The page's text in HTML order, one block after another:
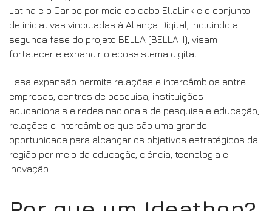
Latina e o Caribe por meio do cabo EllaLink e o conjunto
de iniciativas vinculadas à Aliança Digital, incluindo a
segunda fase do projeto BELLA (BELLA II), visam
fortalecer e expandir o ecossistema digital.
Essa expansão permite relações e intercâmbios entre
empresas, centros de pesquisa, instituições
educacionais e redes nacionais de pesquisa e educação;
relações e intercâmbios que são uma grande
oportunidade para alcançar os objetivos estratégicos da
região por meio da educação, ciência, tecnologia e
inovação.